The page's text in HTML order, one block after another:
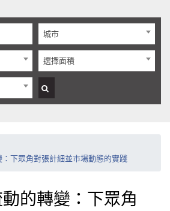
城市
選擇面積
下眾角對張計細並市場動態的實踐
的轉變：下眾角